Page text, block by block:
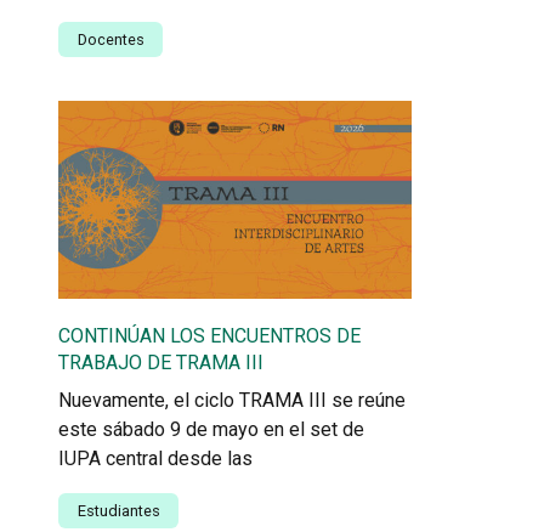
Docentes
CONTINÚAN LOS ENCUENTROS DE
TRABAJO DE TRAMA III
Nuevamente, el ciclo TRAMA III se reúne
este sábado 9 de mayo en el set de
IUPA central desde las
Estudiantes